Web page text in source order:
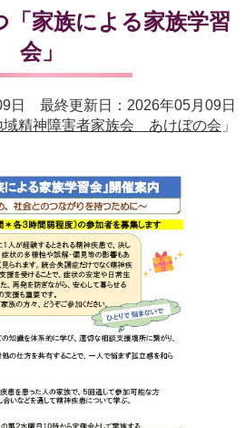
「家族による家族学習
会」
日 最終更新日：2026年05月09日
域精神障害者家族会 あけぼの会 」